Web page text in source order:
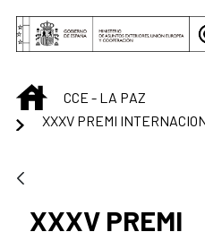
Skip to Main Content
INICIOCCE - LA PAZ
XXXV PREMI